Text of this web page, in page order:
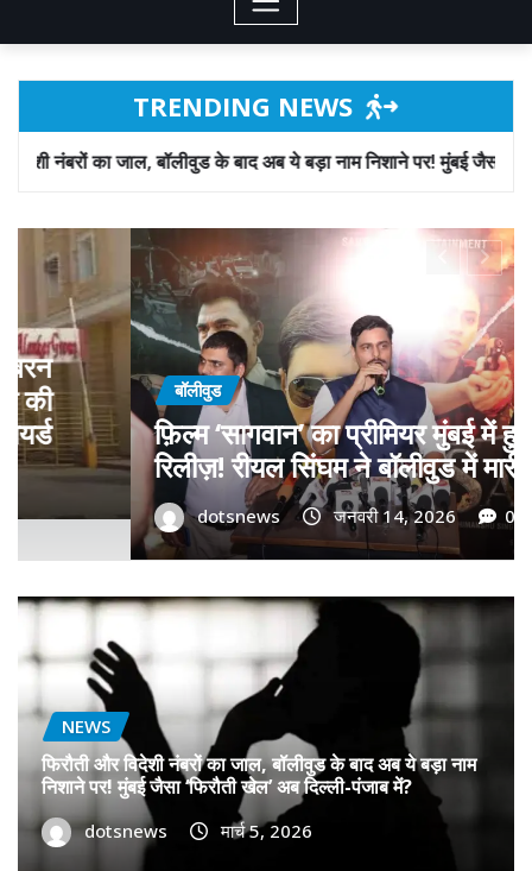
TRENDING NEWS
के बाद अब ये बड़ा नाम निशाने पर! मुंबई जैसा ‘फिरौती खेल’ अब दिल्ली-पंजाब
बॉलीवुड
गोवा मुख्यमंत्री डॉ. प्रमोद सावंत का ‘गोदान’
को बड़ा समर्थन; पोस्टर विमोचन कर मथुरा
फिल्म गोदान की टीम का बढ़ाया मान!
dotsnews जनवरी 9, 2026 0
NEWS
फिरौती और विदेशी नंबरों का जाल, बॉलीवुड के बाद अब ये बड़ा नाम
निशाने पर! मुंबई जैसा ‘फिरौती खेल’ अब दिल्ली-पंजाब में?
dotsnews मार्च 5, 2026